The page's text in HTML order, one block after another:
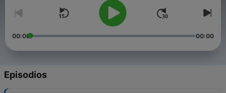
00:00 00:00
Episodios